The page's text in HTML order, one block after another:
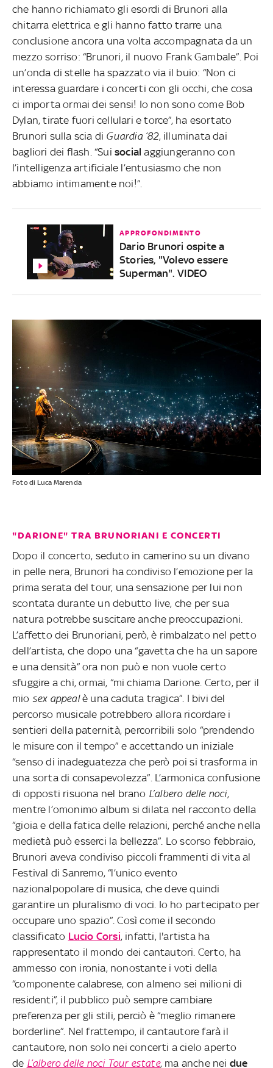
che hanno richiamato gli esordi di Brunori alla
chitarra elettrica e gli hanno fatto trarre una
conclusione ancora una volta accompagnata da un
mezzo sorriso: “Brunori, il nuovo Frank Gambale”. Poi
un’onda di stelle ha spazzato via il buio: “Non ci
interessa guardare i concerti con gli occhi, che cosa
ci importa ormai dei sensi! Io non sono come Bob
Dylan, tirate fuori cellulari e torce”, ha esortato
Brunori sulla scia di Guardia ’82, illuminata dai
bagliori dei flash. “Sui social aggiungeranno con
l’intelligenza artificiale l’entusiasmo che non
abbiamo intimamente noi!”.
APPROFONDIMENTO
Dario Brunori ospite a
Stories, "Volevo essere
Superman". VIDEO
Foto di Luca Marenda
"DARIONE" TRA BRUNORIANI E CONCERTI
Dopo il concerto, seduto in camerino su un divano
in pelle nera, Brunori ha condiviso l’emozione per la
prima serata del tour, una sensazione per lui non
scontata durante un debutto live, che per sua
natura potrebbe suscitare anche preoccupazioni.
L’affetto dei Brunoriani, però, è rimbalzato nel petto
dell’artista, che dopo una “gavetta che ha un sapore
e una densità” ora non può e non vuole certo
sfuggire a chi, ormai, “mi chiama Darione. Certo, per il
mio sex appealè una caduta tragica”. I bivi del
percorso musicale potrebbero allora ricordare i
sentieri della paternità, percorribili solo “prendendo
le misure con il tempo” e accettando un iniziale
“senso di inadeguatezza che però poi si trasforma in
una sorta di consapevolezza”. L’armonica confusione
di opposti risuona nel brano L’albero delle noci,
mentre l’omonimo album si dilata nel racconto della
“gioia e della fatica delle relazioni, perché anche nella
medietà può esserci la bellezza”. Lo scorso febbraio,
Brunori aveva condiviso piccoli frammenti di vita al
Festival di Sanremo, “l’unico evento
nazionalpopolare di musica, che deve quindi
garantire un pluralismo di voci. Io ho partecipato per
occupare uno spazio”. Così come il secondo
classificato Lucio Corsi, infatti, l'artista ha
rappresentato il mondo dei cantautori. Certo, ha
ammesso con ironia, nonostante i voti della
“componente calabrese, con almeno sei milioni di
residenti”, il pubblico può sempre cambiare
preferenza per gli stili, perciò è “meglio rimanere
borderline”. Nel frattempo, il cantautore farà il
cantautore, non solo nei concerti a cielo aperto
de L’albero delle noci Tour estate, ma anche nei due